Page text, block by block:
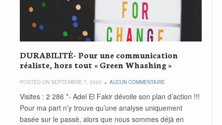
DURABILITÉ- Pour une communication
réaliste, hors tout « Green Whashing »
POSTED ON SEPTEMBRE 7, 2020 AUCUN COMMENTAIRE
Visites : 2 286 *- Adel El Fakir dévoile son plan d’action !!!
Pour ma part n’y trouve qu’une analyse uniquement
basée sur le passè, alors que nous sommes déjà en